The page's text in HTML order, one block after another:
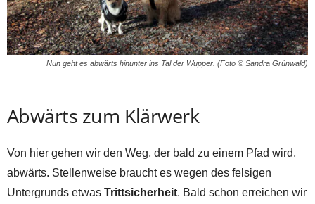
Nun geht es abwärts hinunter ins Tal der Wupper. (Foto © Sandra Grünwald)
Abwärts zum Klärwerk
Von hier gehen wir den Weg, der bald zu einem Pfad wird,
abwärts. Stellenweise braucht es wegen des felsigen
Untergrunds etwas Trittsicherheit. Bald schon erreichen wir